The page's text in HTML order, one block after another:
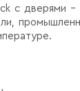
с дверями –